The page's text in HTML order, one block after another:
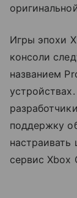
Игры эпохи
консоли
названием
поддержку
сервис Xbox